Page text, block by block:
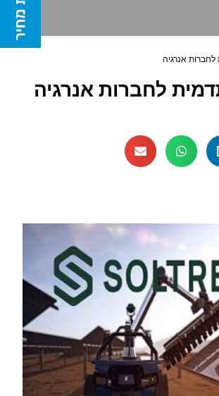
לחברות אנרגיה
לחברות אנרגיה